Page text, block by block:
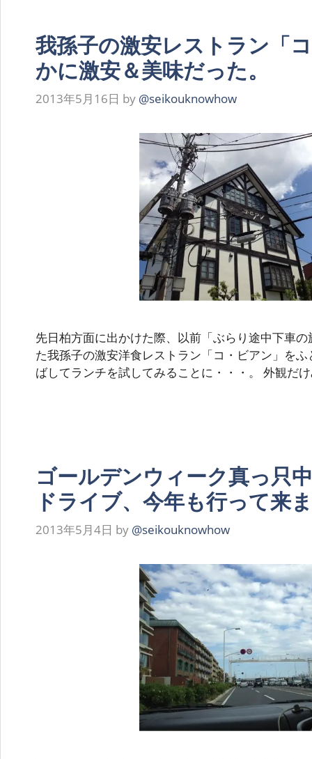
我孫子の激安レストラン「
かに激安＆美味だった。
2013年5月16日 by @seikouknowhow
先日柏方面に出かけた際、以前「ぶらり途中下車
た我孫子の激安洋食レストラン「コ・ビアン」を
ばしてランチを試してみることに・・・。 外観だ
ゴールデンウィーク真っ只
ドライブ、今年も行って来
2013年5月4日 by @seikouknowhow